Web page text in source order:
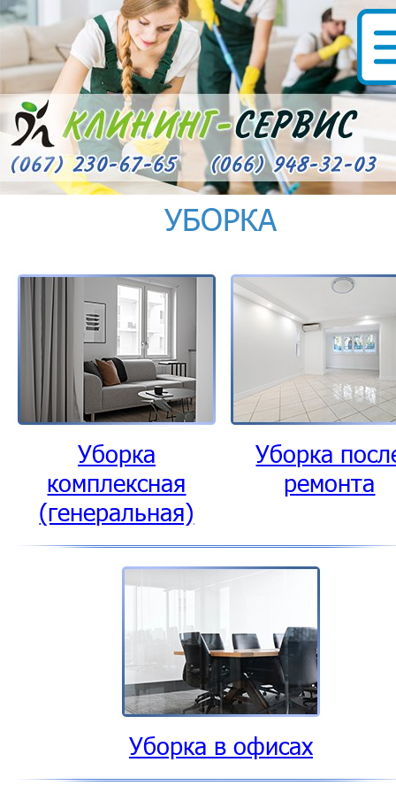
УБОРКА
Уборка
комплексная
(генеральная)
Уборка
ремонта
Уборка в офисах